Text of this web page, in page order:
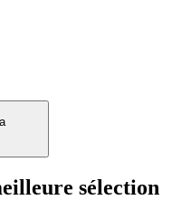
sélection